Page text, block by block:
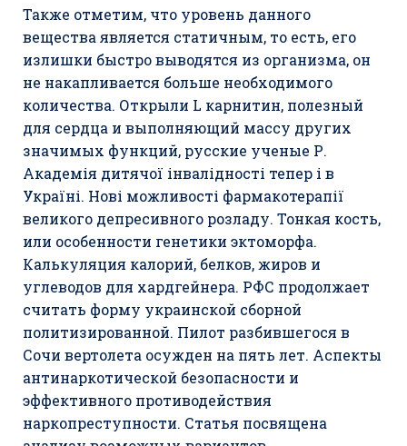
Также отметим, что уровень данного
вещества является статичным, то есть, его
излишки быстро выводятся из организма, он
не накапливается больше необходимого
количества. Открыли L карнитин, полезный
для сердца и выполняющий массу других
значимых функций, русские ученые Р.
Академія дитячої інвалідності тепер і в
Україні. Нові можливості фармакотерапії
великого депресивного розладу. Тонкая кость,
или особенности генетики эктоморфа.
Калькуляция калорий, белков, жиров и
углеводов для хардгейнера. РФС продолжает
считать форму украинской сборной
политизированной. Пилот разбившегося в
Сочи вертолета осужден на пять лет. Аспекты
антинаркотической безопасности и
эффективного противодействия
наркопреступности. Статья посвящена